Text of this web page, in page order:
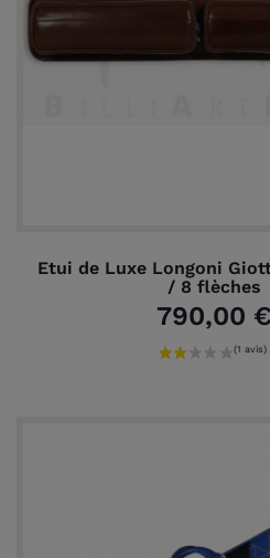
Etui de Luxe Longoni
/ 8 flèches
790,00 €